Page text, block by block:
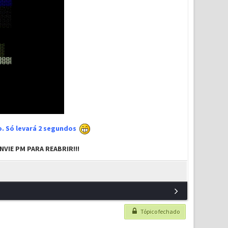
Só levará 2 segundos
PM PARA REABRIR!!!
Tópico fechado